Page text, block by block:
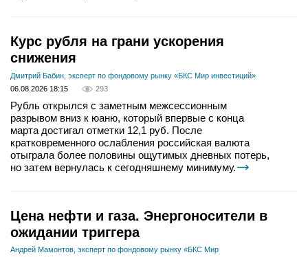
Курс рубля на грани ускорения
снижения
Дмитрий Бабин, эксперт по фондовому рынку «БКС Мир инвестиций»
06.08.2026 18:15
293
Рубль открылся с заметным межсессионным
разрывом вниз к юаню, который впервые с конца
марта достигал отметки 12,1 руб. После
кратковременного ослабления российская валюта
отыграла более половины ощутимых дневных потерь,
но затем вернулась к сегодняшнему минимуму.
Цена нефти и газа. Энергоносители в
ожидании триггера
Андрей Мамонтов, эксперт по фондовому рынку «БКС Мир